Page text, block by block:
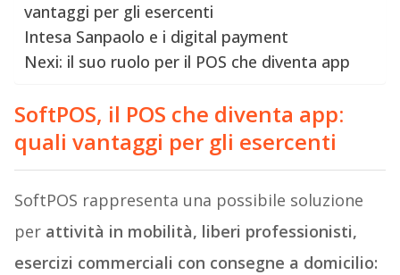
vantaggi per gli esercenti
Intesa Sanpaolo e i digital payment
Nexi: il suo ruolo per il POS che diventa app
SoftPOS, il POS che diventa app:
quali vantaggi per gli esercenti
SoftPOS rappresenta una possibile soluzione
per attività in mobilità, liberi professionisti,
esercizi commerciali con consegne a domicilio: